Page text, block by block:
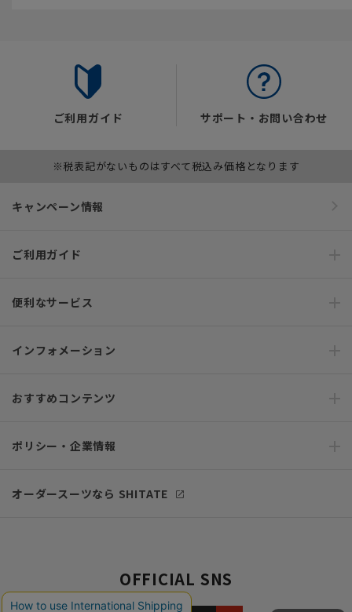
ご利用ガイド サポート・お問い合わせ
※税表記がないものはすべて税込み価格となります
キャンペーン情報
ご利用ガイド
便利なサービス
インフォメーション
おすすめコンテンツ
ポリシー・企業情報
オーダースーツなら SHITATE
OFFICIAL SNS